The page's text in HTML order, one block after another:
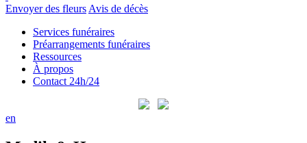
Envoyer des fleurs Avis de décès
Services funéraires
Préarrangements funéraires
Ressources
À propos
Contact 24h/24
en